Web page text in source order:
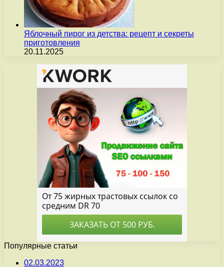
Яблочный пирог из детства: рецепт и секреты
приготовления
20.11.2025
Популярные статьи
02.03.2023